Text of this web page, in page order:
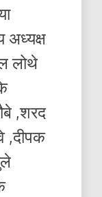
अध्यक्ष
लोथे
,शरद
,दीपक